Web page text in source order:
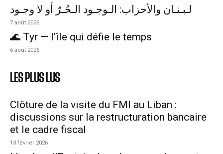
لـبـنـان والأحزاب: الـوجـود الـحُـرّ أو لا وجـود
7 août 2026
🌊 Tyr — l’île qui défie le temps
6 août 2026
LES PLUS LUS
Clôture de la visite du FMI au Liban :
discussions sur la restructuration bancaire
et le cadre fiscal
13 février 2026